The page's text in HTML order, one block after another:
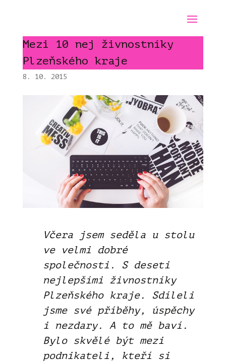
Mezi 10 nej živnostníky
Plzeňského kraje
8. 10. 2015
Včera jsem seděla u stolu
ve velmi dobré
společnosti. S deseti
nejlepšími živnostníky
Plzeňského kraje. Sdíleli
jsme své příběhy, úspěchy
i nezdary. A to mě baví.
Bylo skvělé být mezi
podnikateli, kteří si